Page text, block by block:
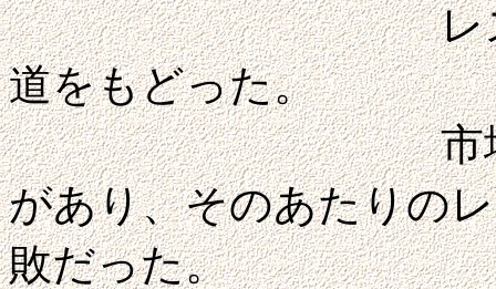
レストランを
道をもどった。
市場が開かれ
があり、そのあたりの
敗だった。